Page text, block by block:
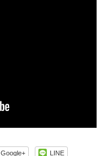
Google+ LINE